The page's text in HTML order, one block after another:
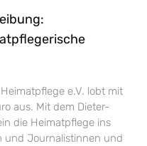
e.V. lobt mit
aus. Mit dem Dieter-
die Heimatpflege ins
und Journalistinnen und